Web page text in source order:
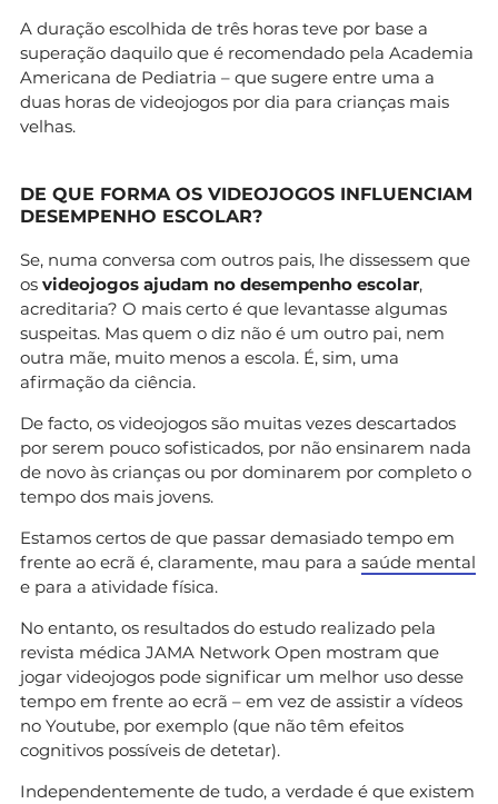
A duração escolhida de três horas teve por base a
superação daquilo que é recomendado pela Academia
Americana de Pediatria – que sugere entre uma a
duas horas de videojogos por dia para crianças mais
velhas.
DE QUE FORMA OS VIDEOJOGOS INFLUENCIAM
DESEMPENHO ESCOLAR?
Se, numa conversa com outros pais, lhe dissessem que
os videojogos ajudam no desempenho escolar,
acreditaria? O mais certo é que levantasse algumas
suspeitas. Mas quem o diz não é um outro pai, nem
outra mãe, muito menos a escola. É, sim, uma
afirmação da ciência.
De facto, os videojogos são muitas vezes descartados
por serem pouco sofisticados, por não ensinarem nada
de novo às crianças ou por dominarem por completo o
tempo dos mais jovens.
Estamos certos de que passar demasiado tempo em
frente ao ecrã é, claramente, mau para a saúde mental
e para a atividade física.
No entanto, os resultados do estudo realizado pela
revista médica JAMA Network Open mostram que
jogar videojogos pode significar um melhor uso desse
tempo em frente ao ecrã – em vez de assistir a vídeos
no Youtube, por exemplo (que não têm efeitos
cognitivos possíveis de detetar).
Independentemente de tudo, a verdade é que existem